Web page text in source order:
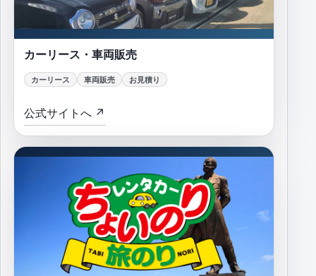
カーリース・車両販売
カーリース・車両販売
カーリース 車両販売 お見積り
公式サイトへ ↗